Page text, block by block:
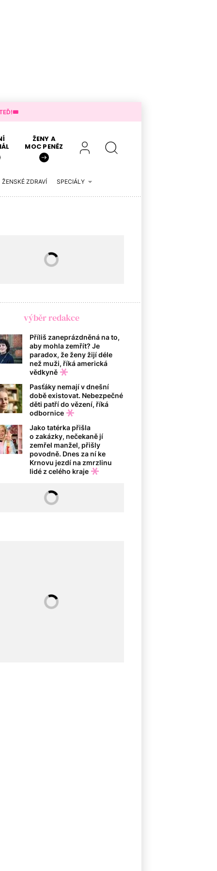
TEĎ!🎟️
ŽENY A
MOC PENĚZ
ŽENSKÉ ZDRAVÍ SPECIÁLY
výběr redakce
Příliš zaneprázdněná na to,
aby mohla zemřít? Je
paradox, že ženy žijí déle
než muži, říká americká
vědkyně
Pasťáky nemají v dnešní
době existovat. Nebezpečné
děti patří do vězení, říká
odbornice
Jako tatérka přišla
o zakázky, nečekaně jí
zemřel manžel, přišly
povodně. Dnes za ní ke
Krnovu jezdí na zmrzlinu
lidé z celého kraje